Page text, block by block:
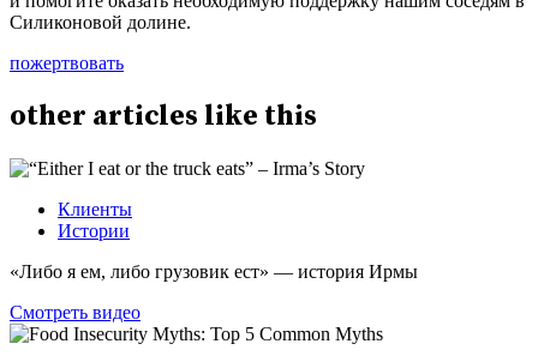
Силиконовой долине.
пожертвовать
other articles like this
Клиенты
Истории
«Либо я ем, либо грузовик ест» — история Ирмы
Смотреть видео